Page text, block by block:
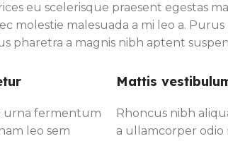
eu scelerisque praesent egestas
molestie malesuada a mi leo a.
pharetra a magnis nibh aptent
urna fermentum
leo sem
Mattis
Rhoncus nibh
a ullamcorper